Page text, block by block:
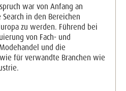
war von Anfang an
in den Bereichen
zu werden. Führend bei
von Fach- und
und die
für verwandte Branchen wie